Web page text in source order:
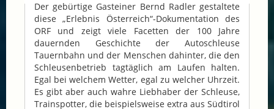
Der gebürtige Gasteiner Bernd Radler gestaltete
diese „Erlebnis Österreich“-Dokumentation des
ORF und zeigt viele Facetten der 100 Jahre
dauernden Geschichte der Autoschleuse
Tauernbahn und der Menschen dahinter, die den
Schleusenbetrieb tagtäglich am Laufen halten.
Egal bei welchem Wetter, egal zu welcher Uhrzeit.
Es gibt aber auch wahre Liebhaber der Schleuse,
Trainspotter, die beispielsweise extra aus Südtirol